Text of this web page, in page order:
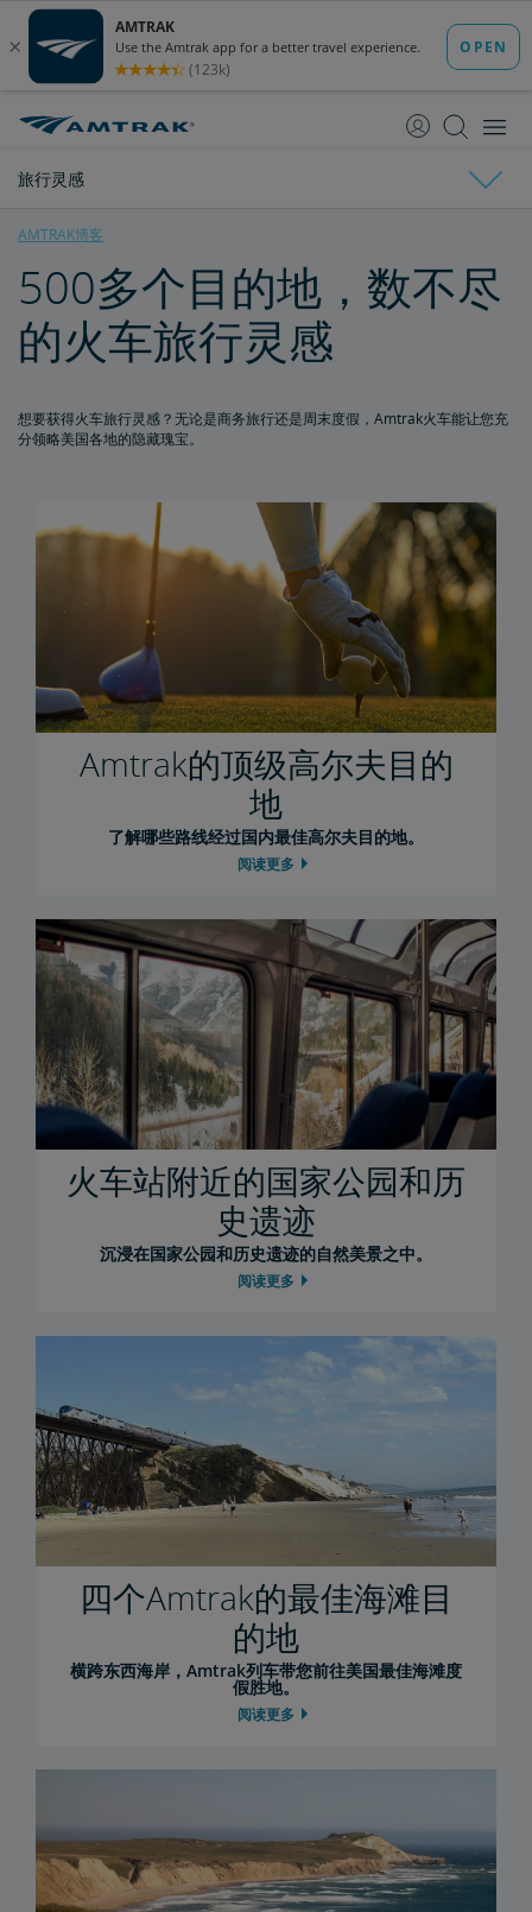
至
至
旅行灵感
旅行灵感
火车站附近的国家公园
4个热门海滩火车目的地
火车旅行提示
10条普通车厢过夜小贴士
7条携子女出行小贴士
免费携带滑雪单板和双板乘车
5件必备打包清单物品
通过Google地图追踪列车
Amtrak的运作方式
Auto Train 101
Amtrak会因降雪天气取消列车班次吗？
卧铺101：单人小室对比卧室
家庭间与卧室套房：有什么区别？
Amtrak无线网络
如何查看列车状态
Amtrak Red Cap行李协助
行李101：您能携带的登车物品
定制您的Amtrak体验
季节之乐
轻松乘坐列车，畅享4城圣诞节日体验
5条冬日最佳列车路线
AMTRAK博客
500多个目的地，数不尽
的火车旅行灵感
想要获得火车旅行灵感？无论是商务旅行还是周末度假，Amtrak火车能让您充
分领略美国各地的隐藏瑰宝。
Amtrak的顶级高尔夫目的
地
了解哪些路线经过国内最佳高尔夫目的地。
阅读更多
火车站附近的国家公园和历
史遗迹
沉浸在国家公园和历史遗迹的自然美景之中。
阅读更多
四个Amtrak的最佳海滩目
的地
横跨东西海岸，Amtrak列车带您前往美国最佳海滩度
假胜地。
阅读更多